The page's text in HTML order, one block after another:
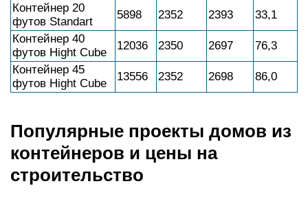
Контейнер 20
футов Standart
5898 2352 2393
33,1
Контейнер 40
футов Hight Cube
12036 2350 2697
76,3
Контейнер 45
футов Hight Cube
13556 2352 2698 86,0
Популярные проекты домов из
контейнеров и цены на
строительство